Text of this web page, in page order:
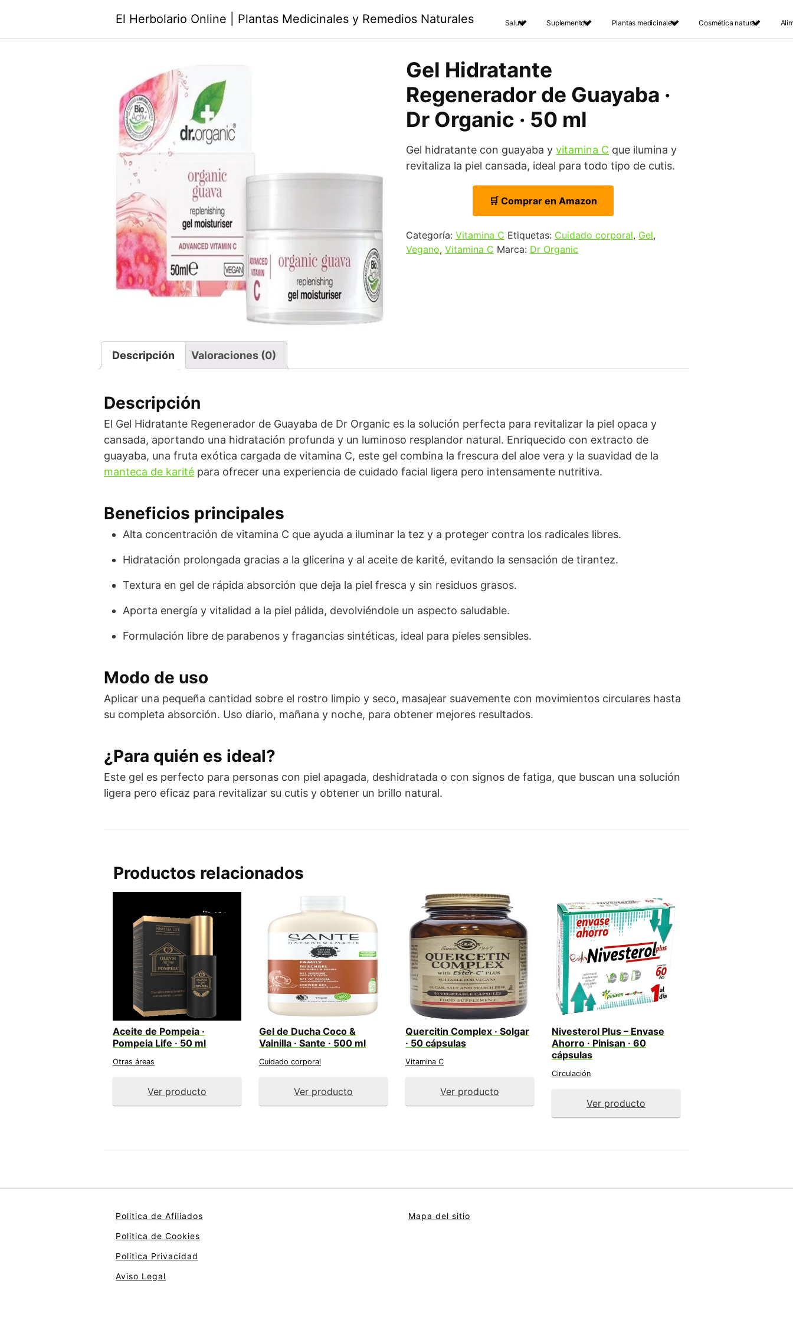
El Herbolario Online | Plantas Medicinales y Remedios Naturales Salud Suplementos Plantas medicinales Cosmética natural
Gel Hidratante
Regenerador de Guayaba ·
Dr Organic · 50 ml
Gel hidratante con guayaba y vitamina C que ilumina y
revitaliza la piel cansada, ideal para todo tipo de cutis.
🛒 Comprar en Amazon
Categoría: Vitamina C Etiquetas: Cuidado corporal, Gel,
Vegano, Vitamina C Marca: Dr Organic
Descripción Valoraciones (0)
Descripción
El Gel Hidratante Regenerador de Guayaba de Dr Organic es la solución perfecta para revitalizar la piel opaca y
cansada, aportando una hidratación profunda y un luminoso resplandor natural. Enriquecido con extracto de
guayaba, una fruta exótica cargada de vitamina C, este gel combina la frescura del aloe vera y la suavidad de la
manteca de karité para ofrecer una experiencia de cuidado facial ligera pero intensamente nutritiva.
Beneficios principales
Alta concentración de vitamina C que ayuda a iluminar la tez y a proteger contra los radicales libres.
Hidratación prolongada gracias a la glicerina y al aceite de karité, evitando la sensación de tirantez.
Textura en gel de rápida absorción que deja la piel fresca y sin residuos grasos.
Aporta energía y vitalidad a la piel pálida, devolviéndole un aspecto saludable.
Formulación libre de parabenos y fragancias sintéticas, ideal para pieles sensibles.
Modo de uso
Aplicar una pequeña cantidad sobre el rostro limpio y seco, masajear suavemente con movimientos circulares hasta
su completa absorción. Uso diario, mañana y noche, para obtener mejores resultados.
¿Para quién es ideal?
Este gel es perfecto para personas con piel apagada, deshidratada o con signos de fatiga, que buscan una solución
ligera pero eficaz para revitalizar su cutis y obtener un brillo natural.
Productos relacionados
Aceite de Pompeia ·
Pompeia Life · 50 ml
Otras áreas
Ver producto
Gel de Ducha Coco &
Vainilla · Sante · 500 ml
Cuidado corporal
Ver producto
Quercitin Complex · Solgar
· 50 cápsulas
Vitamina C
Ver producto
Nivesterol Plus – Envase
Ahorro · Pinisan · 60
cápsulas
Circulación
Ver producto
Politica de Afiliados
Politica de Cookies
Politica Privacidad
Aviso Legal
Mapa del sitio